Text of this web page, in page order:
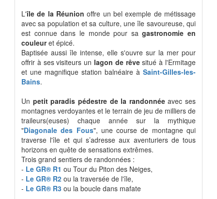
L'île de la Réunion offre un bel exemple de métissage
avec sa population et sa culture, une île savoureuse, qui
est connue dans le monde pour sagastronomie en
couleuret épicé.
Baptisée aussi île intense, elle s'ouvre sur la mer pour
offrir à ses visiteurs un lagon de rêvesitué à l'Ermitage
et une magnifique station balnéaire à Saint-Gilles-les-
Bains.
Un petit paradis pédestre de la randonnéeavec ses
montagnes verdoyantes et le terrain de jeu de milliers de
traileurs(euses) chaque année sur la mythique
"Diagonale des Fous", une course de montagne qui
traverse l'île et qui s’adresse aux aventuriers de tous
horizons en quête de sensations extrêmes.
Trois grand sentiers de randonnées :
- Le GR® R1 ou Tour du Piton des Neiges,
- Le GR® R2 ou la traversée de l'île,
- Le GR® R3 ou la boucle dans mafate